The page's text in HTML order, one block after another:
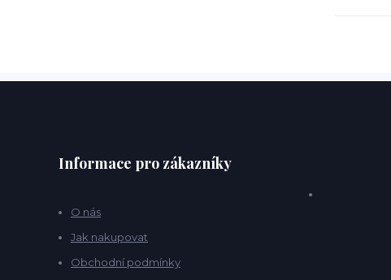
Informace pro zákazníky
O nás
Jak nakupovat
Obchodní podmínky